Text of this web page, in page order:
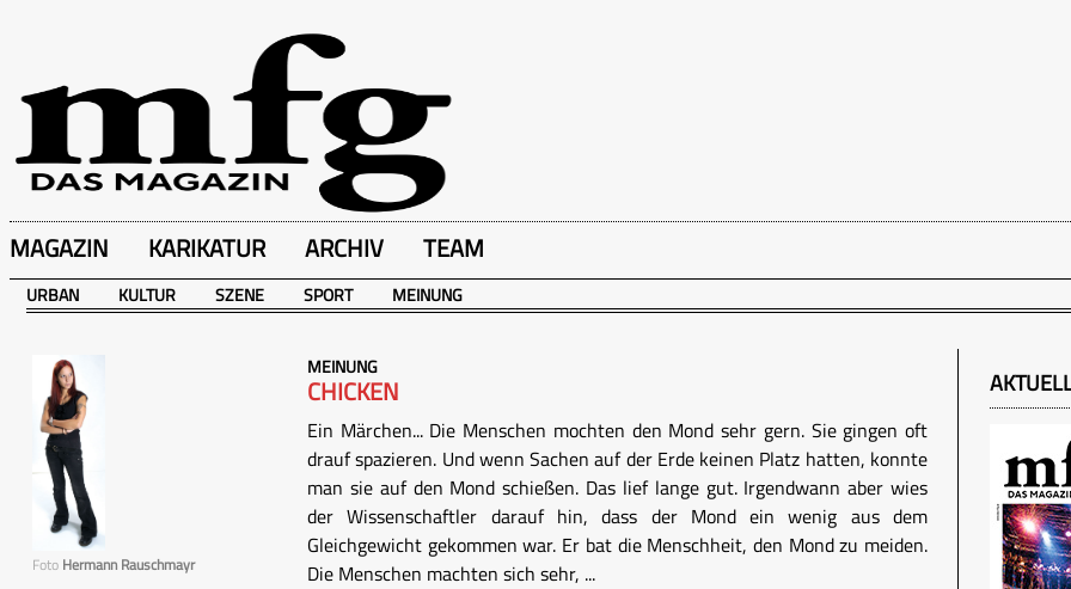
MAGAZIN KARIKATUR ARCHIV TEAM
URBAN KULTUR SZENE SPORT MEINUNG
Foto Hermann Rauschmayr
MEINUNG
CHICKEN
Ein Märchen... Die Menschen mochten den Mond sehr gern. Sie gingen oft
drauf spazieren. Und wenn Sachen auf der Erde keinen Platz hatten, konnte
man sie auf den Mond schießen. Das lief lange gut. Irgendwann aber wies
der Wissenschaftler darauf hin, dass der Mond ein wenig aus dem
Gleichgewicht gekommen war. Er bat die Menschheit, den Mond zu meiden.
Die Menschen machten sich sehr, ...